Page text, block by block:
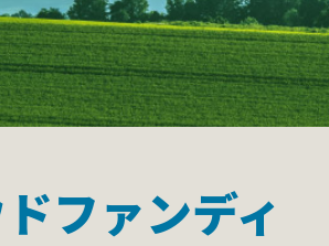
ファンディ